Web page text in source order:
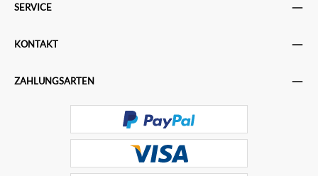
SERVICE
KONTAKT
ZAHLUNGSARTEN